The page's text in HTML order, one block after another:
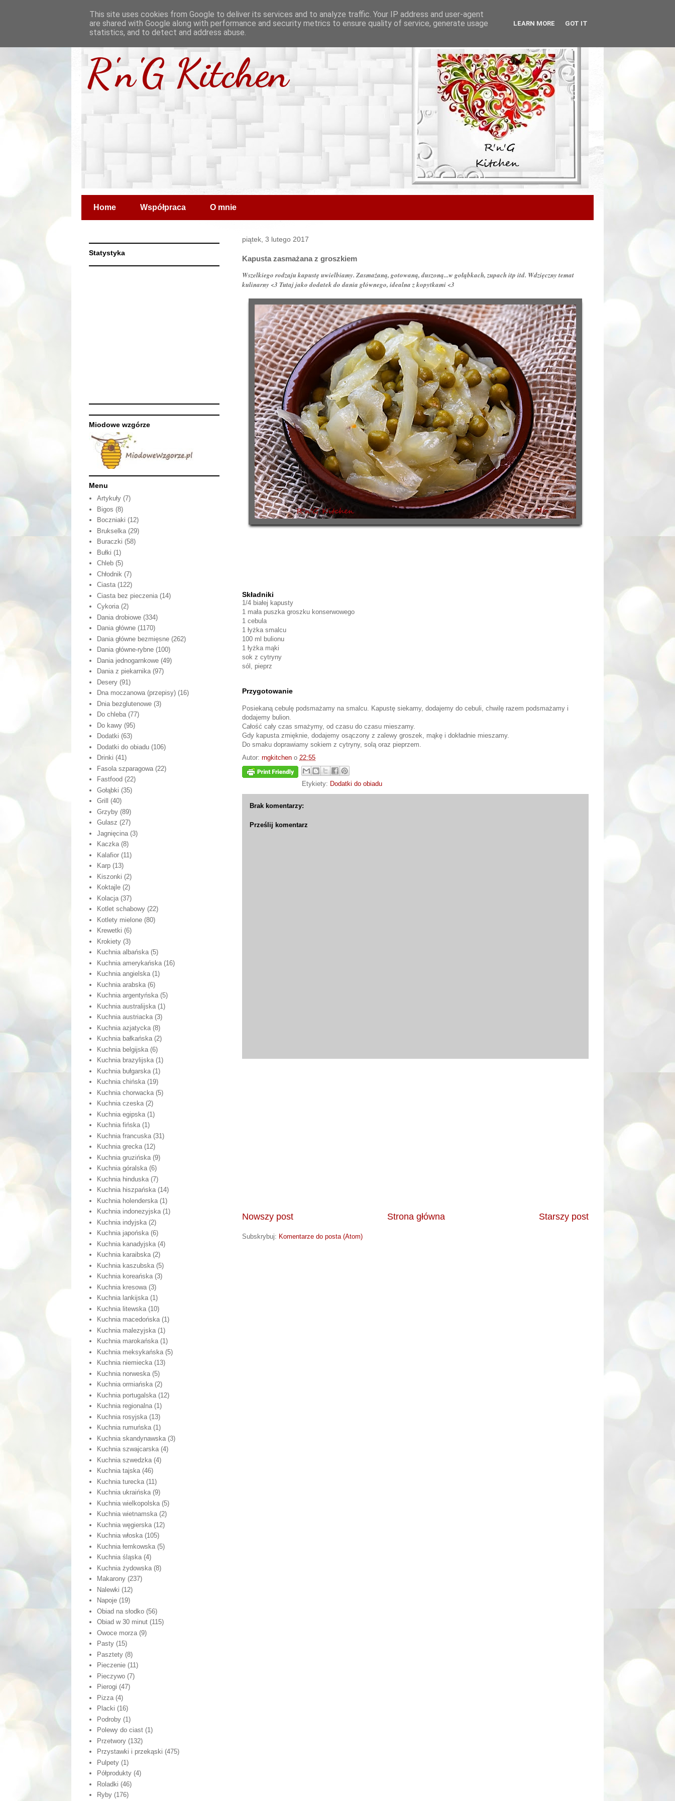
R'n'G Kitchen
Home Współpraca O mnie
piątek, 3 lutego 2017
Kapusta zasmażana z groszkiem
Wszelkiego rodzaju kapustę uwielbiamy. Zasmażaną, gotowaną, duszoną...w gołąbkach, zupach itp itd. Wdzięczny temat
kulinarny <3 Tutaj jako dodatek do dania głównego, idealna zkopytkami <3
Składniki
1/4 białej kapusty
1 mała puszka groszku konserwowego
1 cebula
1 łyżka smalcu
100 ml bulionu
1 łyżka mąki
sok z cytryny
sól, pieprz
Przygotowanie
Posiekaną cebulę podsmażamy na smalcu. Kapustę siekamy, dodajemy do cebuli, chwilę razem podsmażamy i
dodajemy bulion.
Całość cały czas smażymy, od czasu do czasu mieszamy.
Gdy kapusta zmięknie, dodajemy osączony z zalewy groszek, mąkę i dokładnie mieszamy.
Do smaku doprawiamy sokiem z cytryny, solą oraz pieprzem.
Autor: rngkitchen o 22:55
Etykiety: Dodatki do obiadu
Brak komentarzy:
Prześlij komentarz
Nowszy post Starszy post
Strona główna
Subskrybuj: Komentarze do posta (Atom)
Statystyka
Miodowe wzgórze
Menu
Artykuły (7)
Bigos (8)
Boczniaki (12)
Brukselka (29)
Buraczki (58)
Bułki (1)
Chleb (5)
Chłodnik (7)
Ciasta (122)
Ciasta bez pieczenia (14)
Cykoria (2)
Dania drobiowe (334)
Dania główne (1170)
Dania główne bezmięsne (262)
Dania główne-rybne (100)
Dania jednogarnkowe (49)
Dania z piekarnika (97)
Desery (91)
Dna moczanowa (przepisy) (16)
Dnia bezglutenowe (3)
Do chleba (77)
Do kawy (95)
Dodatki (63)
Dodatki do obiadu (106)
Drinki (41)
Fasola szparagowa (22)
Fastfood (22)
Gołąbki (35)
Grill
(40)
Grzyby (89)
Gulasz (27)
Jagnięcina (3)
Kaczka (8)
Kalafior (11)
Karp (13)
Kiszonki (2)
Koktajle (2)
Kolacja (37)
Kotlet schabowy (22)
Kotlety mielone (80)
Krewetki (6)
Krokiety (3)
Kuchnia albańska (5)
Kuchnia amerykańska (16)
Kuchnia angielska (1)
Kuchnia arabska (6)
Kuchnia argentyńska (5)
Kuchnia australijska (1)
Kuchnia austriacka (3)
Kuchnia azjatycka (8)
Kuchnia bałkańska (2)
Kuchnia belgijska (6)
Kuchnia brazylijska (1)
Kuchnia bułgarska (1)
Kuchnia chińska (19)
Kuchnia chorwacka (5)
Kuchnia czeska (2)
Kuchnia egipska (1)
Kuchnia fińska (1)
Kuchnia francuska (31)
Kuchnia grecka (12)
Kuchnia gruzińska (9)
Kuchnia góralska (6)
Kuchnia hinduska (7)
Kuchnia hiszpańska (14)
Kuchnia holenderska (1)
Kuchnia indonezyjska (1)
Kuchnia indyjska (2)
Kuchnia japońska (6)
Kuchnia kanadyjska (4)
Kuchnia karaibska (2)
Kuchnia kaszubska (5)
Kuchnia koreańska (3)
Kuchnia kresowa (3)
Kuchnia lankijska (1)
Kuchnia litewska (10)
Kuchnia macedońska (1)
Kuchnia malezyjska (1)
Kuchnia marokańska (1)
Kuchnia meksykańska (5)
Kuchnia niemiecka (13)
Kuchnia norweska (5)
Kuchnia ormiańska (2)
Kuchnia portugalska (12)
Kuchnia regionalna (1)
Kuchnia rosyjska (13)
Kuchnia rumuńska (1)
Kuchnia skandynawska (3)
Kuchnia szwajcarska (4)
Kuchnia szwedzka (4)
Kuchnia tajska (46)
Kuchnia turecka (11)
Kuchnia ukraińska (9)
Kuchnia wielkopolska (5)
Kuchnia wietnamska (2)
Kuchnia węgierska (12)
Kuchnia włoska (105)
Kuchnia łemkowska (5)
Kuchnia śląska (4)
Kuchnia żydowska (8)
Makarony (237)
Nalewki (12)
Napoje (19)
Obiad na słodko (56)
Obiad w 30 minut (115)
Owoce morza (9)
Pasty (15)
Pasztety (8)
Pieczenie (11)
Pieczywo (7)
Pierogi (47)
Pizza (4)
Placki (16)
Podroby (1)
Polewy do ciast (1)
Przetwory (132)
Przystawki i przekąski (475)
Pulpety (1)
Półprodukty (4)
Roladki (46)
Ryby (176)
This site uses cookies from Google to deliver its services and to analyze traffic. Your IP address and user-agent
are shared with Google along with performance and security metrics to ensure quality of service, generate usage
statistics, and to detect and address abuse.
LEARN MORE GOT IT